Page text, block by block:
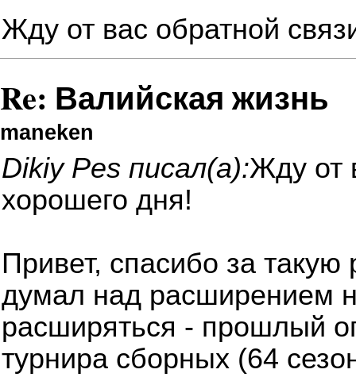
Жду от вас обратной
Re: Валийская жизнь
maneken
Dikiy Pes писал(а):Жду от
хорошего дня!
Привет, спасибо за
думал над расширением
расширяться - прошлый
турнира сборных (64